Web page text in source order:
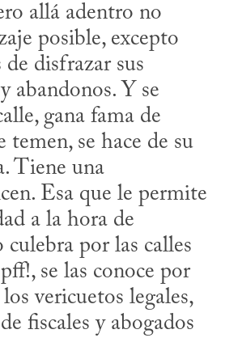
allá adentro no
posible, excepto
de disfrazar sus
abandonos. Y se
gana fama de
temen, se hace de su
Tiene una
Esa que le permite
a la hora de
culebra por las calles
se las conoce por
vericuetos legales,
fiscales y abogados